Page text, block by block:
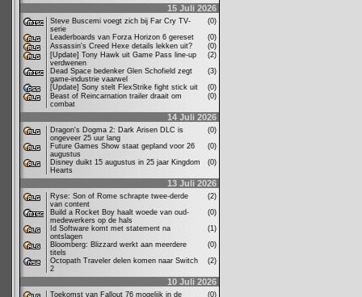
15 Juli 2026
Steve Buscemi voegt zich bij Far Cry TV-
serie
(0)
Leaderboards van Forza Horizon 6 gereset
(0)
Assassin's Creed Hexe details lekken uit?
(0)
[Update] Tony Hawk uit Game Pass line-up
verdwenen
(2)
Dead Space bedenker Glen Schofield zegt
game-industrie vaarwel
(3)
[Update] Sony stelt FlexStrike fight stick uit
(0)
Beast of Reincarnation trailer draait om
combat
(0)
14 Juli 2026
Dragon's Dogma 2: Dark Arisen DLC is
ongeveer 25 uur lang
(0)
Future Games Show staat gepland voor 26
augustus
(0)
Disney duikt 15 augustus in 25 jaar Kingdom
Hearts
(0)
13 Juli 2026
Ryse: Son of Rome schrapte twee-derde
van content
(2)
Build a Rocket Boy haalt woede van oud-
medewerkers op de hals
(0)
Id Software komt met statement na
ontslagen
(1)
Bloomberg: Blizzard werkt aan meerdere
titels
(0)
Octopath Traveler delen komen naar Switch
2
(2)
10 Juli 2026
Toekomst van Fallout 76 mogelijk in de (0)